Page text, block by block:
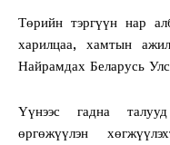
Төрийн тэргүүн нар
харилцаа, хамтын
Найрамдах Беларусь
Үүнээс гадна
өргөжүүлэн